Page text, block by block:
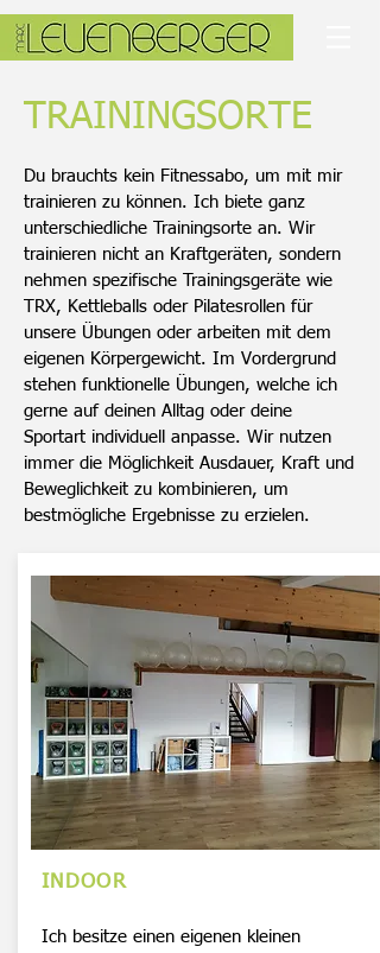
TRAININGSORTE
Du brauchts kein Fitnessabo, um mit mir
trainieren zu können. Ich biete ganz
unterschiedliche Trainingsorte an. Wir
trainieren nicht an Kraftgeräten, sondern
nehmen spezifische Trainingsgeräte wie
TRX, Kettleballs oder Pilatesrollen für
unsere Übungen oder arbeiten mit dem
eigenen Körpergewicht. Im Vordergrund
stehen funktionelle Übungen, welche ich
gerne auf deinen Alltag oder deine
Sportart individuell anpasse. Wir nutzen
immer die Möglichkeit Ausdauer, Kraft und
Beweglichkeit zu kombinieren, um
bestmögliche Ergebnisse zu erzielen.
INDOOR
Ich besitze einen eigenen kleinen